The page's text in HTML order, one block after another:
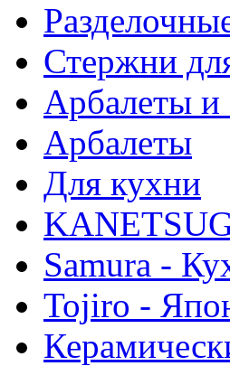
Стержни
Арбалеты и
Арбалеты
Для кухни
Samura -
Tojiro -